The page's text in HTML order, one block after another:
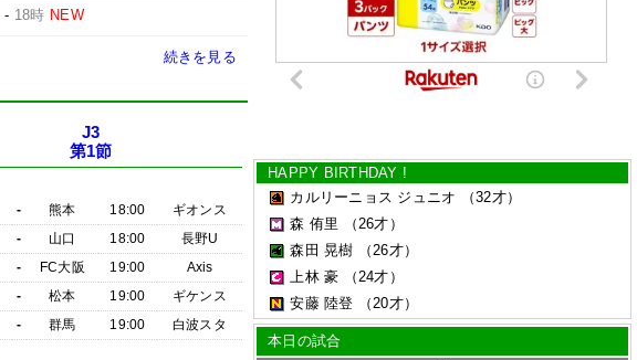
- 18時 NEW
続きを見る
J3
第1節
- 熊本 18:00
ギオンス
- 山口 18:00
長野U
- FC大阪 19:00
Axis
- 松本 19:00
ギケンス
- 群馬 19:00
白波スタ
HAPPY BIRTHDAY !
カルリーニョス ジュニオ
（32才）
森 侑里
（26才）
森田 晃樹
（26才）
上林 豪
（24才）
安藤 陸登
（20才）
本日の試合